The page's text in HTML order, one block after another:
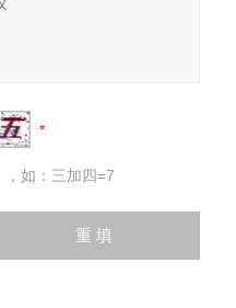
如：三加四=7